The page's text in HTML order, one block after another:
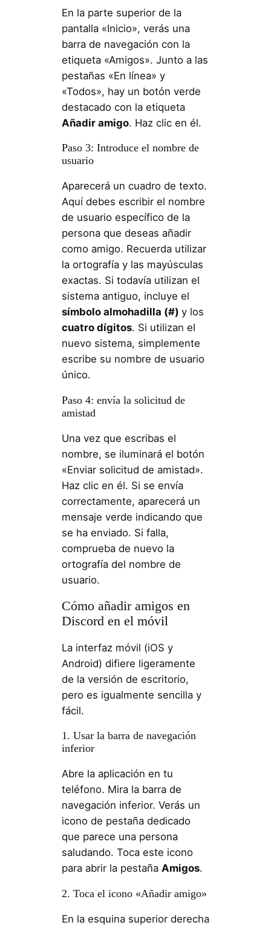
En la parte superior de la
pantalla «Inicio», verás una
barra de navegación con la
etiqueta «Amigos». Junto a las
pestañas «En línea» y
«Todos», hay un botón verde
destacado con la etiqueta
Añadir amigo. Haz clic en él.
Paso 3: Introduce el nombre de
usuario
Aparecerá un cuadro de texto.
Aquí debes escribir el nombre
de usuario específico de la
persona que deseas añadir
como amigo. Recuerda utilizar
la ortografía y las mayúsculas
exactas. Si todavía utilizan el
sistema antiguo, incluye el
símbolo almohadilla (#) y los
cuatro dígitos. Si utilizan el
nuevo sistema, simplemente
escribe su nombre de usuario
único.
Paso 4: envía la solicitud de
amistad
Una vez que escribas el
nombre, se iluminará el botón
«Enviar solicitud de amistad».
Haz clic en él. Si se envía
correctamente, aparecerá un
mensaje verde indicando que
se ha enviado. Si falla,
comprueba de nuevo la
ortografía del nombre de
usuario.
Cómo añadir amigos en
Discord en el móvil
La interfaz móvil (iOS y
Android) difiere ligeramente
de la versión de escritorio,
pero es igualmente sencilla y
fácil.
1. Usar la barra de navegación
inferior
Abre la aplicación en tu
teléfono. Mira la barra de
navegación inferior. Verás un
icono de pestaña dedicado
que parece una persona
saludando. Toca este icono
para abrir la pestaña Amigos.
2. Toca el icono «Añadir amigo»
En la esquina superior derecha